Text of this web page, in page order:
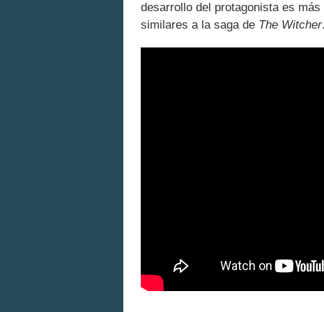
desarrollo del protagonista es
similares a la saga de The Witcher.